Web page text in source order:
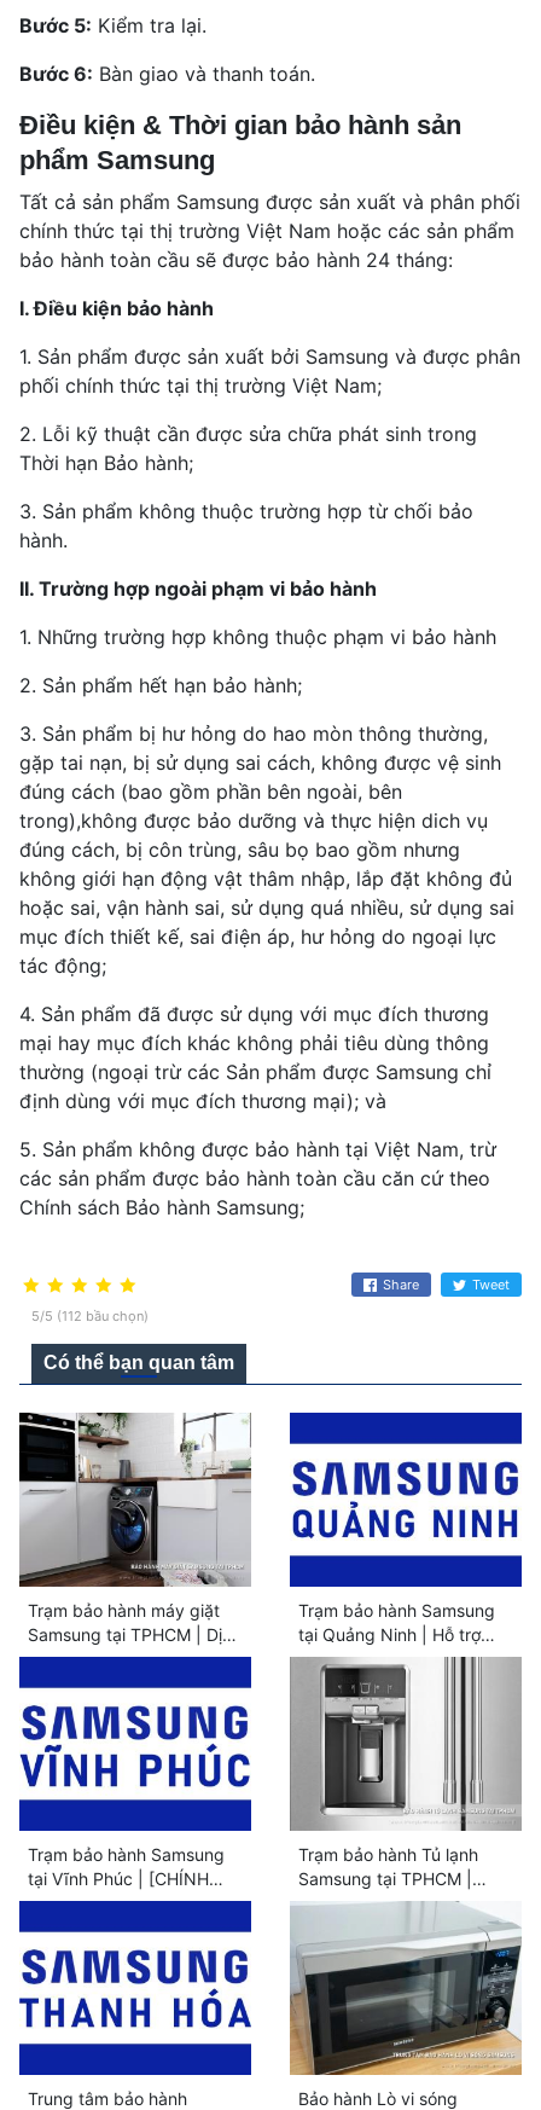
Bước 5: Kiểm tra lại.
Bước 6: Bàn giao và thanh toán.
Điều kiện & Thời gian bảo hành sản
phẩm Samsung
Tất cả sản phẩm Samsung được sản xuất và phân phối
chính thức tại thị trường Việt Nam hoặc các sản phẩm
bảo hành toàn cầu sẽ được bảo hành 24 tháng:
I. Điều kiện bảo hành
1. Sản phẩm được sản xuất bởi Samsung và được phân
phối chính thức tại thị trường Việt Nam;
2. Lỗi kỹ thuật cần được sửa chữa phát sinh trong
Thời hạn Bảo hành;
3. Sản phẩm không thuộc trường hợp từ chối bảo
hành.
II. Trường hợp ngoài phạm vi bảo hành
1. Những trường hợp không thuộc phạm vi bảo hành
2. Sản phẩm hết hạn bảo hành;
3. Sản phẩm bị hư hỏng do hao mòn thông thường,
gặp tai nạn, bị sử dụng sai cách, không được vệ sinh
đúng cách (bao gồm phần bên ngoài, bên
trong),không được bảo dưỡng và thực hiện dich vụ
đúng cách, bị côn trùng, sâu bọ bao gồm nhưng
không giới hạn động vật thâm nhập, lắp đặt không đủ
hoặc sai, vận hành sai, sử dụng quá nhiều, sử dụng sai
mục đích thiết kế, sai điện áp, hư hỏng do ngoại lực
tác động;
4. Sản phẩm đã được sử dụng với mục đích thương
mại hay mục đích khác không phải tiêu dùng thông
thường (ngoại trừ các Sản phẩm được Samsung chỉ
định dùng với mục đích thương mại); và
5. Sản phẩm không được bảo hành tại Việt Nam, trừ
các sản phẩm được bảo hành toàn cầu căn cứ theo
Chính sách Bảo hành Samsung;
5/5 (112 bầu chọn)
Share Tweet
Có thể bạn quan tâm
Trạm bảo hành máy giặt
Samsung tại TPHCM | Dịch
vụ hãng, hậu mãi tốt
Trạm bảo hành Samsung
tại Quảng Ninh | Hỗ trợ
các ngày trong tuần
Trạm bảo hành Samsung
tại Vĩnh Phúc | [CHÍNH
HÃNG] Uy tín
Trạm bảo hành Tủ lạnh
Samsung tại TPHCM |
[CHÍNH HÃNG] Chuyên
Trung tâm bảo hành
Bảo hành Lò vi sóng